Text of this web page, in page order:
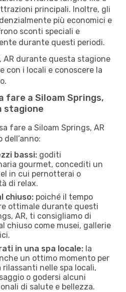
principali. Inoltre, gli
più economici e
sconti speciali e
durante questi periodi.
AR durante questa stagione
con i locali e conoscere la
a Siloam Springs,
stagione
fare a Siloam Springs, AR
bassi: goditi
gourmet, concediti un
in cui pernotterai o
di relax.
chiuso: poiché il tempo
ottimale durante questi
AR, ti consigliamo di
chiuso come musei, gallerie
in una spa locale: la
un ottimo momento per
nelle spa locali,
o godersi alcuni
di salute e bellezza.